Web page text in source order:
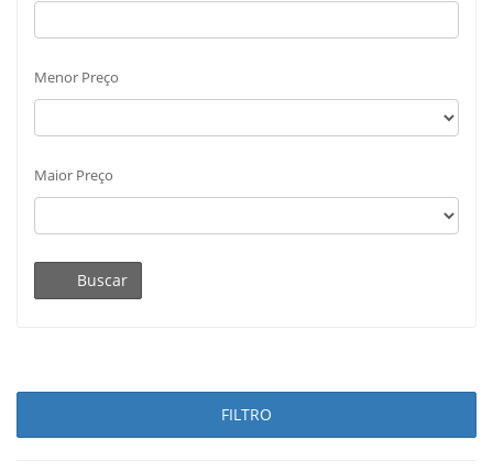
Menor Preço
Maior Preço
Buscar
FILTRO